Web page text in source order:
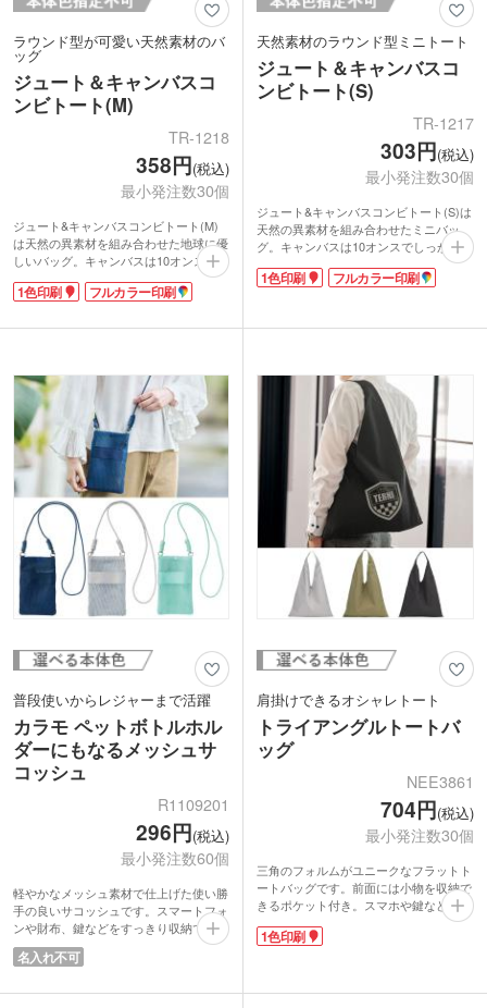
ラウンド型が可愛い天然素材のバ
ッグ
ジュート＆キャンバスコ
ンビトート(M)
TR-1218
358円(税込)
最小発注数30個
ジュート&キャンバスコンビトート(M)
は天然の異素材を組み合わせた地球に優
しいバッグ。キャンバスは10オンスでし
っかりした生地感です。ジュートは麻の
一種の天然素材。ざっくりとしたジュー
が加わりおしゃれです!ジュート裏はコ
形。
肩掛けできてA4サイズの書類がぴった
り入るサイズ感です。マチが広く収納し
やすいので普段使いにも活躍します。1
色印刷か転写印刷をして贈り物や引き出
物などにお勧めです。
1色印刷 フルカラー印刷
天然素材のラウンド型ミニトート
ジュート＆キャンバスコ
ンビトート(S)
TR-1217
303円(税込)
最小発注数30個
ジュート&キャンバスコンビトート(S)は
天然の異素材を組み合わせたミニバッ
グ。キャンバスは10オンスでしっかりし
た生地感です。麻の一種で天然素材のジ
ュートはざっくりとした素材感でお洒
ラウンド型でコロンとした形がキュー
サイズ感です。ランチトートはもちろん
普段使いにもお勧め。1色印刷か転写印
刷が可能です。オープン記念やカフェの
オリジナルノベルティにいかがでしょう
か。
1色印刷 フルカラー印刷
普段使いからレジャーまで活躍
カラモ ペットボトルホル
ダーにもなるメッシュサ
コッシュ
R1109201
296円(税込)
最小発注数60個
軽やかなメッシュ素材で仕上げた使い勝
手の良いサコッシュです。スマートフォ
ンや財布、鍵などをすっきり収納できる
サイズ感でちょっとしたお出かけにぴっ
たり。
える便利な仕様で、外出時の水分補給に
名入れ不可
肩掛けできるオシャレトート
トライアングルトートバ
ッグ
NEE3861
704円(税込)
最小発注数30個
三角のフォルムがユニークなフラットト
ートバッグです。前面には小物を収納で
きるポケット付き。スマホや鍵などの出
し入れもスムーズです。内側には仕切り
もあります。長めのハンドルで肩掛け
約10㎏もあるので、お買い得の重いお米
1色印刷